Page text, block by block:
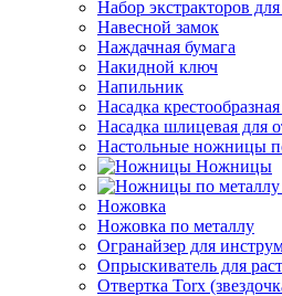
Набор экстракторов
Навесной замок
Наждачная бумага
Накидной ключ
Напильник
Насадка
Насадка шлицевая для
Настольные ножницы
Ножницы
Ножовка
Ножовка по металлу
Огранайзер для
Опрыскиватель для
Отвертка Torx